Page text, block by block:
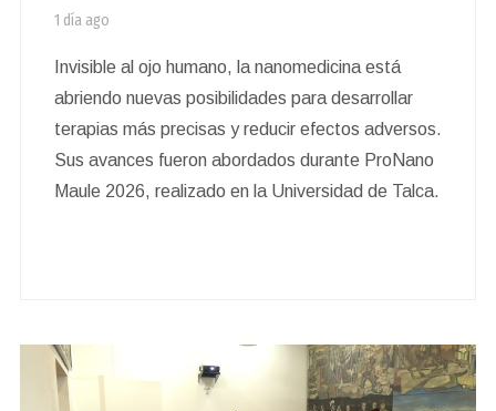
1 día ago
Invisible al ojo humano, la nanomedicina está
abriendo nuevas posibilidades para desarrollar
terapias más precisas y reducir efectos adversos.
Sus avances fueron abordados durante ProNano
Maule 2026, realizado en la Universidad de Talca.